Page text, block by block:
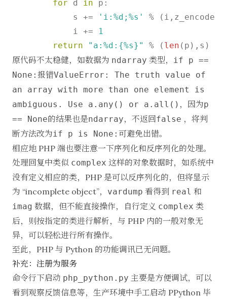
for d in p:
            s +=
'i:%d;%s'
%
            i +=
1
return
"a:%d:{%s}" % ( len
原代码不太稳健，如数据为 ndarray 类型， if p ==
None: 报错ValueError: The truth value of
an array with more than one element is
ambiguous. Use a.any() or a.all() ，因为p
== None的结果也是ndarray，不返回false ，将判
断方法改为if p is None: 可避免出错。
相应地 PHP 端也要注意一下序列化和反序列化的处理。
处理回复中类似 complex 这样的对象数据时，如系统中
没有定义相应的类，PHP 是可以反序列化的，但将显示
为 “incomplete object”， vardump 看得到 real 和
imag 数据，但不能直接操作，自行定义 complex 类
后，则按指定的类进行解析，与 PHP 内的一般对象无
异，可以轻松进行所有操作。
至此，PHP 与 Python 的功能调讯已无问题。
补充：注册为服务
命令行下启动 php_python.py 主要是方便调试，可以
看到观察反馈信息等，生产环境中手工启动 PPython 毕